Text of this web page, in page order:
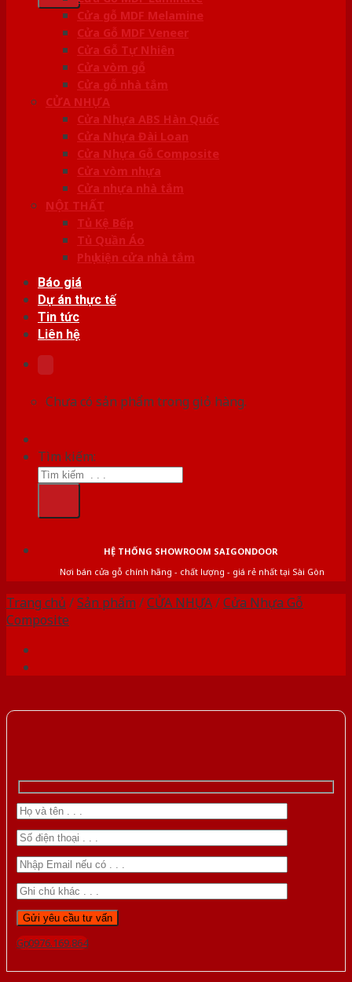
Cửa gỗ MDF Melamine
Cửa Gỗ MDF Veneer
Cửa Gỗ Tự Nhiên
Cửa vòm gỗ
Cửa gỗ nhà tắm
CỬA NHỰA
Cửa Nhựa ABS Hàn Quốc
Cửa Nhựa Đài Loan
Cửa Nhựa Gỗ Composite
Cửa vòm nhựa
Cửa nhựa nhà tắm
NỘI THẤT
Tủ Kệ Bếp
Tủ Quần Áo
Phụ kiện cửa nhà tắm
Báo giá
Dự án thực tế
Tin tức
Liên hệ
Chưa có sản phẩm trong giỏ hàng.
Tìm kiếm:
HỆ THỐNG SHOWROOM SAIGONDOOR
Nơi bán cửa gỗ chính hãng - chất lượng - giá rẻ nhất tại Sài Gòn
Trang chủ /Sản phẩm /CỬA NHỰA/Cửa Nhựa Gỗ
Composite
Gọi 0976.169.864